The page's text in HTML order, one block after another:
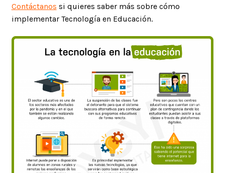
Contáctanos si quieres saber más sobre cómo
implementar Tecnología en Educación.